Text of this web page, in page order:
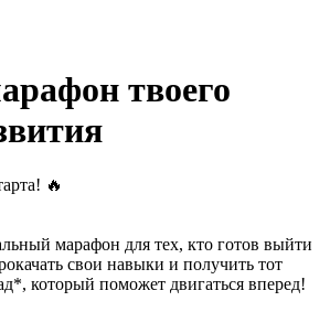
твоего
🔥
марафон для тех, кто готов выйти
свои навыки и получить тот
который поможет двигаться вперед!